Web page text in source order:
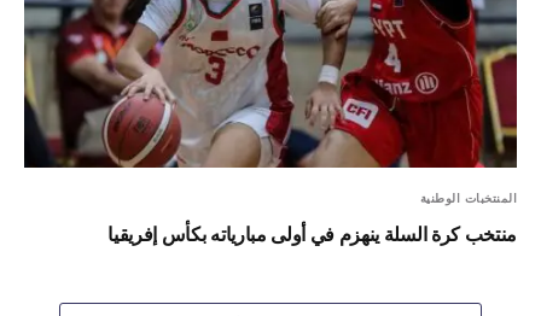
المنتخبات الوطنية
منتخب كرة السلة ينهزم في أولى مبارياته بكأس إفريقيا